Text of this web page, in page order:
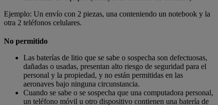
Ejemplo: Un envío con 2 piezas, una conteniendo un notebook y la
otra 2 teléfonos celulares.
No permitido
Las baterías de litio que se sabe o sospecha son defectuosas,
dañadas o usadas, presentan alto riesgo de seguridad para el
personal y la propiedad, y no están permitidas en las
aeronaves bajo ninguna circunstancia.
Cuando se sabe o se sospecha que una computadora personal,
un teléfono móvil u otro dispositivo contienen una batería de